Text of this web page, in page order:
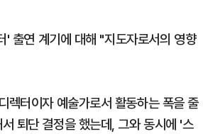
출연 계기에 대해 "지도자로서의 영향
렉터이자 예술가로서 활동하는 폭을 줄
퇴단 결정을 했는데, 그와 동시에 '스